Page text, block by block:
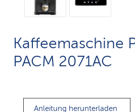
Kaffeemaschine
PACM 2071AC
Anleitung herunterladen